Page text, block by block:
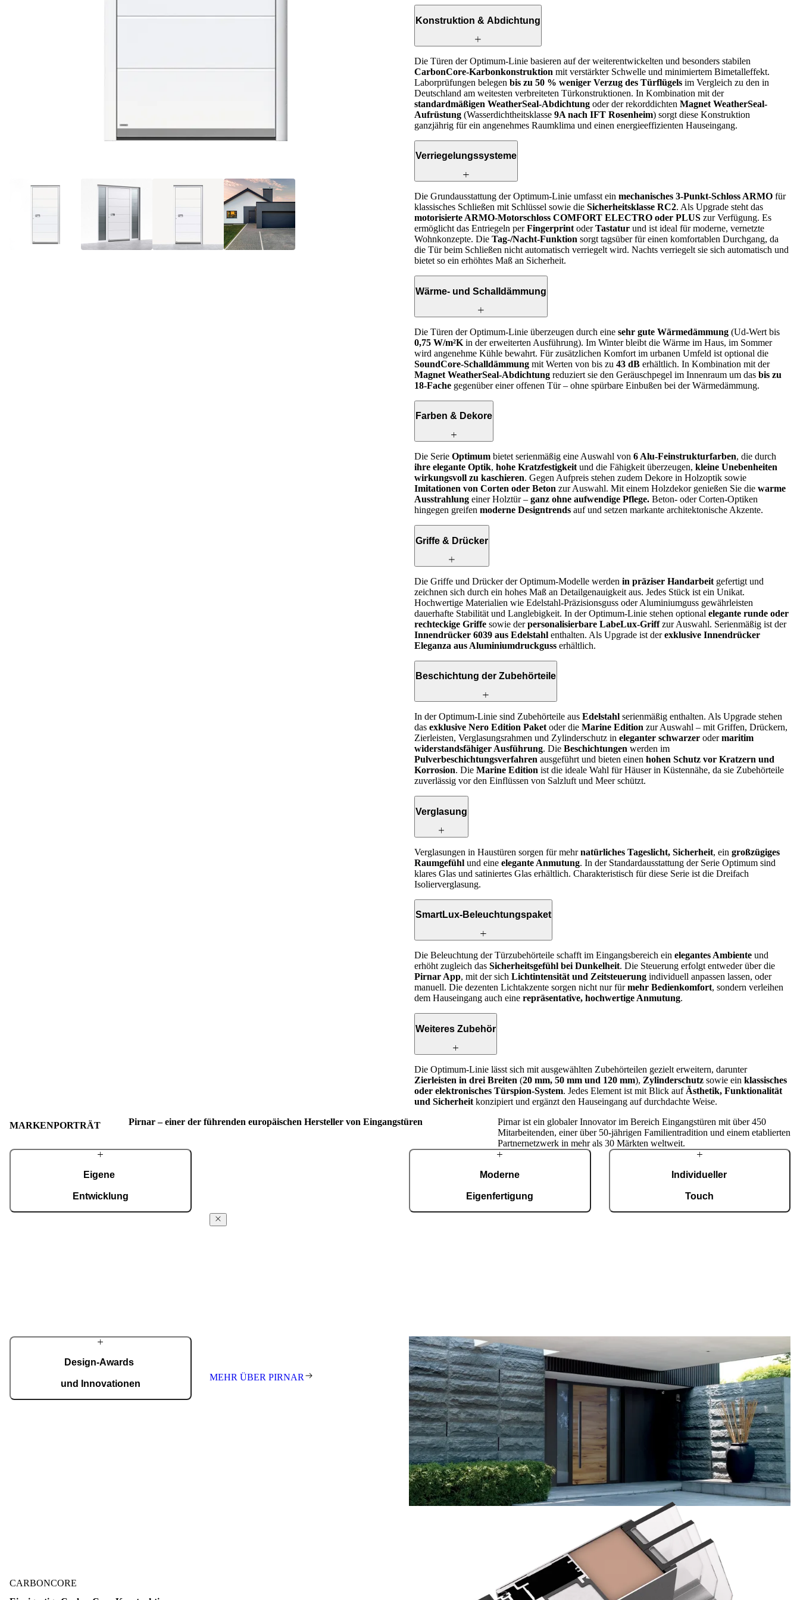
Konstruktion & Abdichtung
Die Türen der Optimum-Linie basieren auf der weiterentwickelten und besonders stabilen
CarbonCore-Karbonkonstruktion mit verstärkter Schwelle und minimiertem Bimetalleffekt.
Laborprüfungen belegen bis zu 50 % weniger Verzug des Türflügels im Vergleich zu den in
Deutschland am weitesten verbreiteten Türkonstruktionen. In Kombination mit der
standardmäßigen WeatherSeal-Abdichtung oder der rekorddichten Magnet WeatherSeal-
Aufrüstung (Wasserdichtheitsklasse 9A nach IFT Rosenheim) sorgt diese Konstruktion
ganzjährig für ein angenehmes Raumklima und einen energieeffizienten Hauseingang.
Verriegelungssysteme
Die Grundausstattung der Optimum-Linie umfasst ein mechanisches 3-Punkt-Schloss ARMO für
klassisches Schließen mit Schlüssel sowie die Sicherheitsklasse RC2. Als Upgrade steht das
motorisierte ARMO-Motorschloss COMFORT ELECTRO oder PLUS zur Verfügung. Es
ermöglicht das Entriegeln perFingerprint oderTastatur und ist ideal für moderne, vernetzte
Wohnkonzepte. Die Tag-/Nacht-Funktion sorgt tagsüber für einen komfortablen Durchgang, da
die Tür beim Schließen nicht automatisch verriegelt wird. Nachts verriegelt sie sich automatisch und
bietet so ein erhöhtes Maß an Sicherheit.
Wärme- und Schalldämmung
Die Türen der Optimum-Linie überzeugen durch eine sehr gute Wärmedämmung (Ud-Wert bis
0,75 W/m²K in der erweiterten Ausführung). Im Winter bleibt die Wärme im Haus, im Sommer
wird angenehme Kühle bewahrt. Für zusätzlichen Komfort im urbanen Umfeld ist optional die
SoundCore-Schalldämmung mit Werten von bis zu 43 dB erhältlich. In Kombination mit der
Magnet WeatherSeal-Abdichtung reduziert sie den Geräuschpegel im Innenraum um das bis zu
18-Fache gegenüber einer offenen Tür – ohne spürbare Einbußen bei der Wärmedämmung.
Farben & Dekore
Die Serie Optimum bietet serienmäßig eine Auswahl von 6 Alu-Feinstrukturfarben, die durch
ihre elegante Optik, hohe Kratzfestigkeit und die Fähigkeit überzeugen, kleine Unebenheiten
wirkungsvoll zu kaschieren. Gegen Aufpreis stehen zudem Dekore in Holzoptik sowie
Imitationen von Corten oder Beton zur Auswahl. Mit einem Holzdekor genießen Sie die warme
Ausstrahlung einer Holztür – ganz ohne aufwendige Pflege. Beton- oder Corten-Optiken
hingegen greifen moderne Designtrends auf und setzen markante architektonische Akzente.
Griffe & Drücker
Die Griffe und Drücker der Optimum-Modelle werden in präziser Handarbeit gefertigt und
zeichnen sich durch ein hohes Maß an Detailgenauigkeit aus. Jedes Stück ist ein Unikat.
Hochwertige Materialien wie Edelstahl-Präzisionsguss oder Aluminiumguss gewährleisten
dauerhafte Stabilität und Langlebigkeit. In der Optimum-Linie stehen optional elegante runde oder
rechteckige Griffe sowie derpersonalisierbare LabeLux-Griffzur Auswahl. Serienmäßig ist der
Innendrücker 6039 aus Edelstahl enthalten. Als Upgrade ist derexklusive Innendrücker
Eleganza aus Aluminiumdruckguss erhältlich.
Beschichtung der Zubehörteile
In der Optimum-Linie sind Zubehörteile aus Edelstahl serienmäßig enthalten. Als Upgrade stehen
das exklusive Nero Edition Paket oder die Marine Edition zur Auswahl – mit Griffen, Drückern,
Zierleisten, Verglasungsrahmen und Zylinderschutz in eleganter schwarzer odermaritim
widerstandsfähiger Ausführung. Die Beschichtungen werden im
Pulverbeschichtungsverfahren ausgeführt und bieten einen hohen Schutz vor Kratzern und
Korrosion. Die Marine Edition ist die ideale Wahl für Häuser in Küstennähe, da sie Zubehörteile
zuverlässig vor den Einflüssen von Salzluft und Meer schützt.
Verglasung
Verglasungen in Haustüren sorgen für mehrnatürliches Tageslicht, Sicherheit, ein großzügiges
Raumgefühl und eine elegante Anmutung. In der Standardausstattung der Serie Optimum sind
klares Glas und satiniertes Glas erhältlich. Charakteristisch für diese Serie ist die Dreifach
Isolierverglasung.
SmartLux-Beleuchtungspaket
Die Beleuchtung der Türzubehörteile schafft im Eingangsbereich ein elegantes Ambiente und
erhöht zugleich das Sicherheitsgefühl bei Dunkelheit. Die Steuerung erfolgt entweder über die
Pirnar App, mit der sich Lichtintensität und Zeitsteuerung individuell anpassen lassen, oder
manuell. Die dezenten Lichtakzente sorgen nicht nur fürmehr Bedienkomfort, sondern verleihen
dem Hauseingang auch eine repräsentative, hochwertige Anmutung.
Weiteres Zubehör
Die Optimum-Linie lässt sich mit ausgewählten Zubehörteilen gezielt erweitern, darunter
Zierleisten in drei Breiten (20 mm, 50 mm und 120 mm), Zylinderschutz sowie ein klassisches
oder elektronisches Türspion-System. Jedes Element ist mit Blick auf Ästhetik, Funktionalität
und Sicherheit konzipiert und ergänzt den Hauseingang auf durchdachte Weise.
MARKENPORTRÄT Pirnar – einer der führenden europäischen Hersteller von Eingangstüren
Pirnar ist ein globaler Innovator im Bereich Eingangstüren mit über 450
Mitarbeitenden, einer über 50-jährigen Familientradition und einem etablierten
Partnernetzwerk in mehr als 30 Märkten weltweit.
Eigene
Entwicklung
Design-Awards
und Innovationen
MEHR ÜBER PIRNAR
Moderne
Eigenfertigung
Individueller
Touch
CARBONCORE